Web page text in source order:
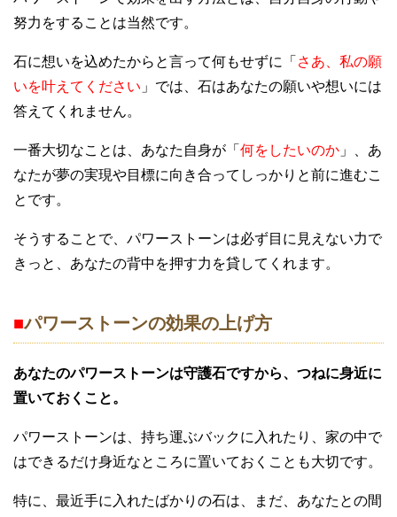
努力をすることは当然です。
石に想いを込めたからと言って何もせずに「 さあ、私の願
いを叶えてください 」では、石はあなたの願いや想いには
答えてくれません。
一番大切なことは、あなた自身が「 何をしたいのか 」、あ
なたが夢の実現や目標に向き合ってしっかりと前に進むこ
とです。
そうすることで、パワーストーンは必ず目に見えない力で
きっと、あなたの背中を押す力を貸してくれます。
■パワーストーンの効果の上げ方
あなたのパワーストーンは守護石ですから、つねに身近に
置いておくこと。
パワーストーンは、持ち運ぶバックに入れたり、家の中で
はできるだけ身近なところに置いておくことも大切です。
特に、最近手に入れたばかりの石は、まだ、あなたとの間